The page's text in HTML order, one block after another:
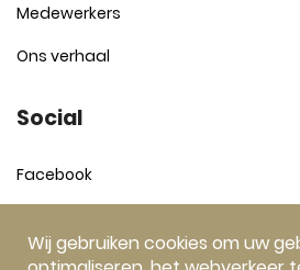
Wij gebruiken cookies om uw
Medewerkers
Ons verhaal
Social
Facebook